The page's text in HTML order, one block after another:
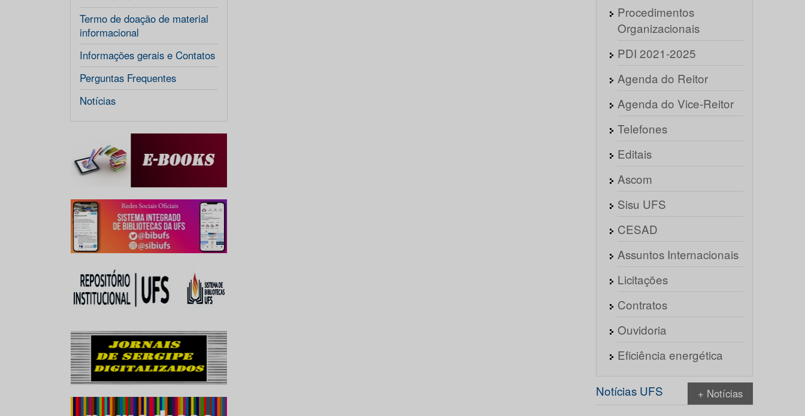
Termo de doação de material
informacional
Informações gerais e Contatos
Perguntas Frequentes
Notícias
Procedimentos
Organizacionais
PDI 2021-2025
Agenda do Reitor
Agenda do Vice-Reitor
Telefones
Editais
Ascom
Sisu UFS
CESAD
Assuntos Internacionais
Licitações
Contratos
Ouvidoria
Eficiência energética
Notícias UFS + Notícias